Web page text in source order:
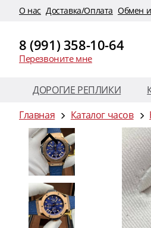
O нас Доставка/Оплата Обмен
8 (991) 358-10-64
Перезвоните мне
ДОРОГИЕ РЕПЛИКИ
Главная
Каталог часов